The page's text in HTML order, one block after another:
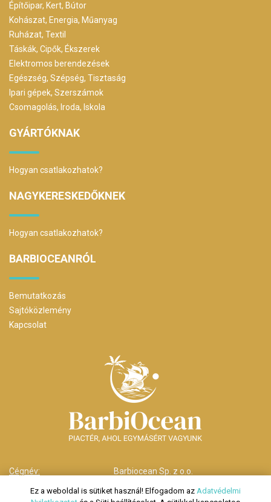
Építőipar, Kert, Bútor
Kohászat, Energia, Műanyag
Ruházat, Textil
Táskák, Cipők, Ékszerek
Elektromos berendezések
Egészség, Szépség, Tisztaság
Ipari gépek, Szerszámok
Csomagolás, Iroda, Iskola
GYÁRTÓKNAK
Hogyan csatlakozhatok?
NAGYKERESKEDŐKNEK
Hogyan csatlakozhatok?
BARBIOCEANRÓL
Bemutatkozás
Sajtóközlemény
Kapcsolat
Cégnév:
Barbiocean Sp. z o.o.
ul. Długa nr 29
Ez a weboldal is sütiket használ! Elfogadom az Adatvédelmi